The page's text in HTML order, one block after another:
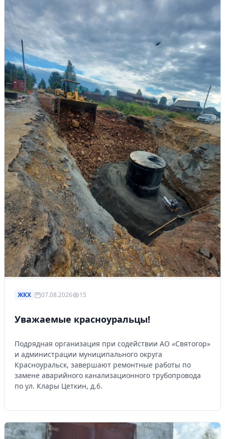
публикации и получайте сообщения
Войти или зарегистрироваться
ЖКХ 07.08.2026 15
Уважаемые красноуральцы!
Подрядная организация при содействии АО «Святогор»
и администрации муниципального округа
Красноуральск, завершают ремонтные работы по
замене аварийного канализационного трубопровода
по ул. Клары Цеткин, д.6.